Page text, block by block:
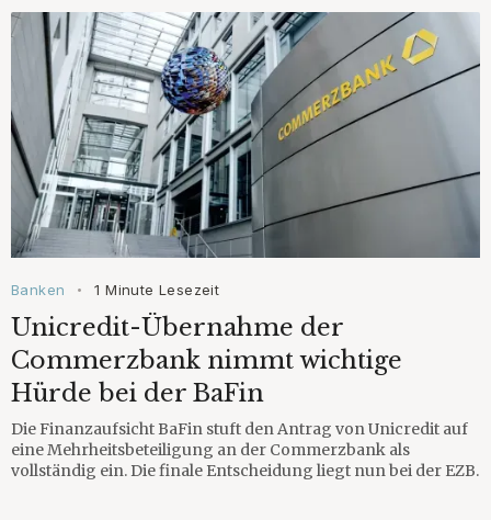
Banken • 1 Minute Lesezeit
Unicredit-Übernahme der
Commerzbank nimmt wichtige
Hürde bei der BaFin
Die Finanzaufsicht BaFin stuft den Antrag von Unicredit auf
eine Mehrheitsbeteiligung an der Commerzbank als
vollständig ein. Die finale Entscheidung liegt nun bei der EZB.